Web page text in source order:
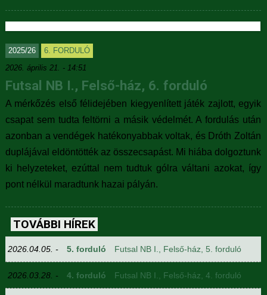
2025/26
6. FORDULÓ
2026. április 21. - 14:51
Futsal NB I., Felső-ház, 6. forduló
A mérkőzés első félidejében kiegyenlített játék zajlott, egyik
csapat sem tudta feltörni a másik védelmét. A fordulás után
azonban a vendégek hatékonyabbak voltak, és Dróth Zoltán
duplájával eldöntötték az összecsapást. Mi hiába dolgoztunk
ki helyzeteket, ezúttal nem tudtuk gólra váltani azokat, így
pont nélkül maradtunk hazai pályán.
TOVÁBBI HÍREK
2026.04.05. - 5. forduló Futsal NB I., Felső-ház, 5. forduló
2026.03.28. - 4. forduló Futsal NB I., Felső-ház, 4. forduló